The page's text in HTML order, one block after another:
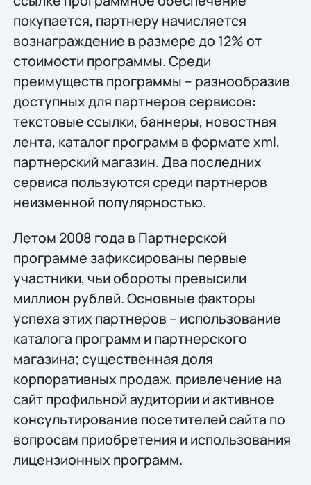
покупается, партнеру начисляется
вознаграждение в размере до 12% от
стоимости программы. Среди
преимуществ программы – разнообразие
доступных для партнеров сервисов:
текстовые ссылки, баннеры, новостная
лента, каталог программ в формате xml,
партнерский магазин. Два последних
сервиса пользуются среди партнеров
неизменной популярностью.
Летом 2008 года в Партнерской
программе зафиксированы первые
участники, чьи обороты превысили
миллион рублей. Основные факторы
успеха этих партнеров – использование
каталога программ и партнерского
магазина; существенная доля
корпоративных продаж, привлечение на
сайт профильной аудитории и активное
консультирование посетителей сайта по
вопросам приобретения и использования
лицензионных программ.